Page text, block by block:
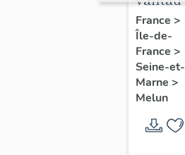
du
portail
central
France >
Île-de-
France >
Seine-et-
Marne >
Melun